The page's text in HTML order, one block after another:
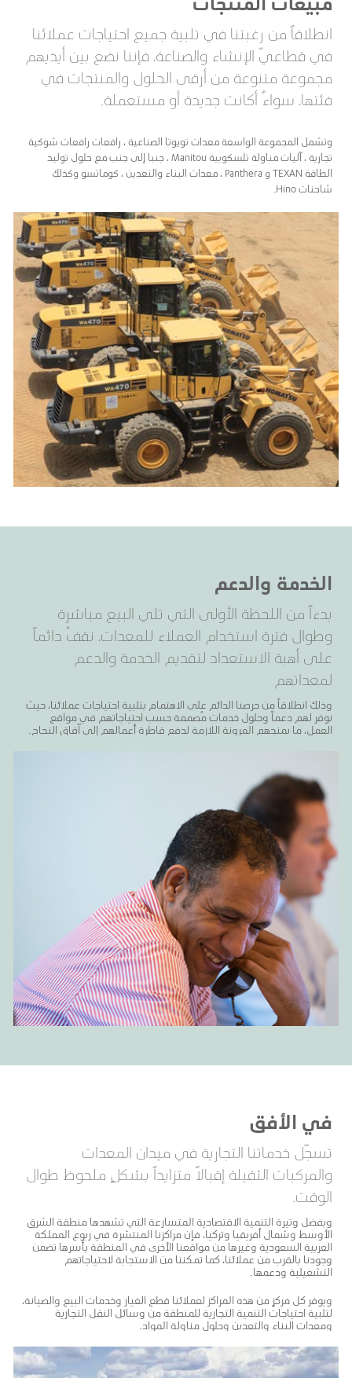
انطلاقاً من رغبتنا في تلبية جميع احتياجات عملائنا
في قطاعيّ الإنشاء والصناعة، فإننا نضع بين أيديهم
مجموعة متنوعة من أرقى الحلول والمنتجات في
فئتها، سواءٌ أكانت جديدة أو مستعملة.
وتشمل المجموعة الواسعة معدات تويوتا الصناعية ، رافعات رافعات شوكية
تجارية ، آليات مناولة تلسكوبية Manitou ، جنبا إلى جنب مع حلول توليد
الطاقة TEXAN و Panthera ، معدات البناء والتعدين ، كوماتسو وكذلك
شاحنات Hino.
الخدمة والدعم
بدءاً من اللحظة الأولى التي تلي البيع مباشرة
وطوال فترة استخدام العملاء للمعدات، نقفُ دائماً
على أهبة الاستعداد لتقديم الخدمة والدعم
لمعداتهم
وذلك انطلاقاً من حرصنا الدائم على الاهتمام بتلبية احتياجات عملائنا، حيث
نوفر لهم دعماً وحلول خدمات مُصممة حسب احتياجاتهم في مواقع
العمل، ما يمنحهم المرونة اللازمة لدفع قاطرة أعمالهم إلى آفاق النجاح.
في الأفق
تسجّل خدماتنا التجارية في ميدان المعدات
والمركبات الثقيلة إقبالاً متزايداً بشكلٍ ملحوظ طوال
الوقت.
وبفضل وتيرة التنمية الاقتصادية المتسارعة التي تشهدها منطقة الشرق
الأوسط وشمال أفريقيا وتركيا، فإن مراكزنا المنتشرة في ربوع المملكة
العربية السعودية وغيرها من مواقعنا الأخرى في المنطقة بأسرها تضمن
وجودنا بالقرب من عملائنا، كما تمكننا من الاستجابة لاحتياجاتهم
التشغيلية ودعمها.
ويوفر كل مركزٍ من هذه المراكز لعملائنا قطع الغيار وخدمات البيع والصيانة،
لتلبية احتياجات التنمية التجارية للمنطقة من وسائل النقل التجارية
ومعدات البناء والتعدين وحلول مناولة المواد.